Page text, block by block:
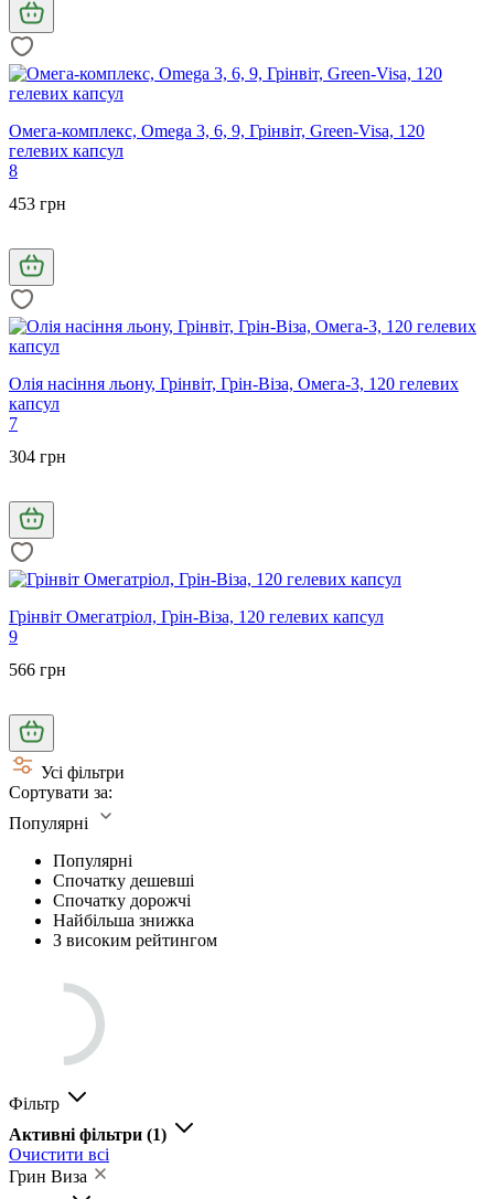
Омега-комплекс, Omega 3, 6, 9, Грінвіт, Green-Visa, 120
гелевих капсул
8
453 грн
Олія насіння льону, Грінвіт, Грін-Віза, Омега-3, 120 гелевих
капсул
7
304 грн
Грінвіт Омегатріол, Грін-Віза, 120 гелевих капсул
9
566 грн
Усі фільтри
Сортувати за:
Популярні
Популярні
Спочатку дешевші
Спочатку дорожчі
Найбільша знижка
З високим рейтингом
Фільтр
Активні фільтри (1)
Очистити всі
Грин Виза